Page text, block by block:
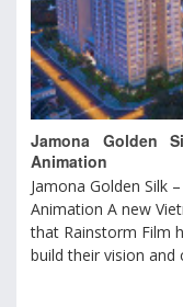
Jamona Golden
Animation
Jamona Golden Silk
Animation A new
that Rainstorm Film
build their vision